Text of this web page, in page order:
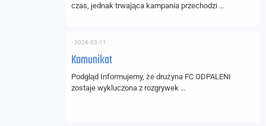
czas, jednak trwająca kampania przechodzi …
Komunikat
⋅ 2026-03-11
Podgląd Informujemy, że drużyna FC ODPALENI
zostaje wykluczona z rozgrywek …